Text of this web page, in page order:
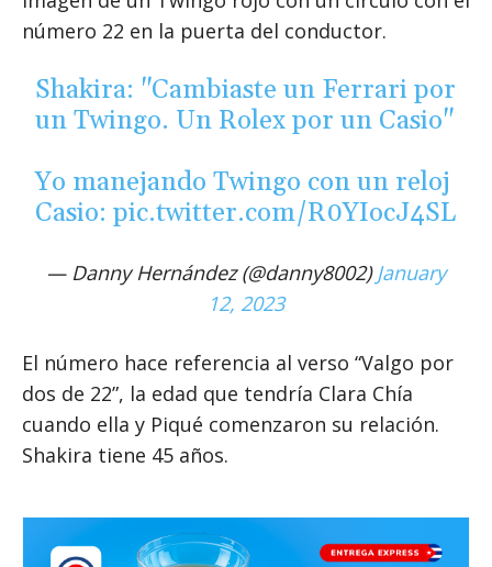
número 22 en la puerta del conductor.
Shakira: "Cambiaste un Ferrari por
un Twingo. Un Rolex por un Casio"
Yo manejando Twingo con un reloj
Casio:pic.twitter.com/R0YIocJ4SL
— Danny Hernández (@danny8002)January
12, 2023
El número hace referencia al verso “Valgo por
dos de 22”, la edad que tendría Clara Chía
cuando ella y Piqué comenzaron su relación.
Shakira tiene 45 años.